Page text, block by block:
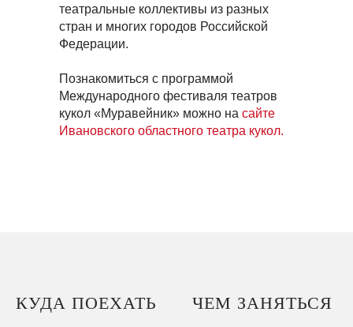
театральные коллективы из разных
стран и многих городов Российской
Федерации.
Познакомиться с программой
Международного фестиваля театров
кукол «Муравейник» можно на сайте
Ивановского областного театра кукол.
КУДА ПОЕХАТЬ ЧЕМ ЗАНЯТЬСЯ